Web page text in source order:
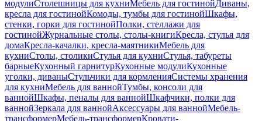
модулиСтолешницы для кухниМебель для гостинойДиваны,
кресла для гостинойКомоды, тумбы для гостинойШкафы,
стенки, горки для гостинойПолки, стеллажи для
гостинойЖурнальные столы, столы-книгиКресла, стулья для
домаКресла-качалки, кресла-маятникиМебель для
кухниСтолы, столикиСтулья для кухниСтулья, табуреты
барныеКухонный гарнитурКухонные модулиКухонные
уголки, диваныСтульчики для кормленияСистемы хранения
для кухниМебель для ваннойТумбы, консоли для
ваннойШкафы, пеналы для ваннойШкафчики, полки для
ваннойЗеркала для ваннойАксессуары для ваннойМебель-
трансформерМебель-трансформерКровати-